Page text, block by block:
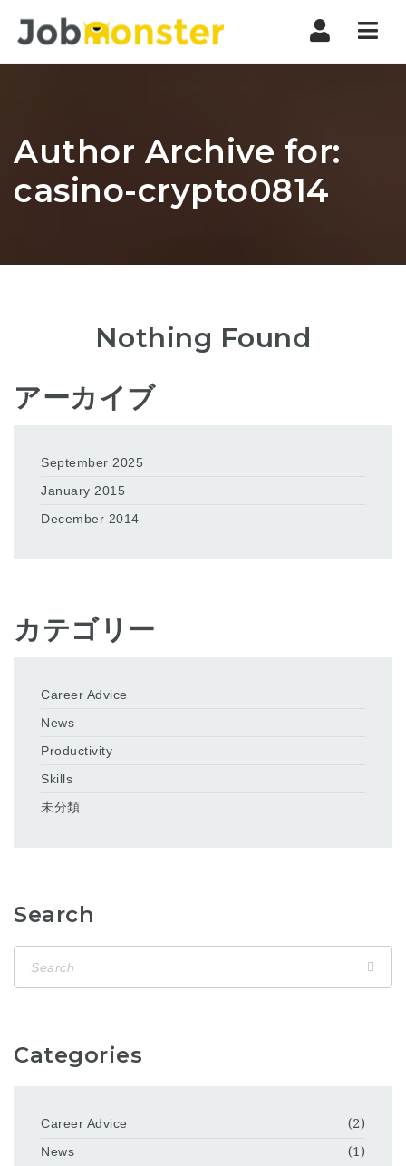
Author Archive for:
casino-crypto0814
Nothing Found
アーカイブ
September 2025
January 2015
December 2014
カテゴリー
Career Advice
News
Productivity
Skills
未分類
Search
Categories
Career Advice
(2)
News
(1)